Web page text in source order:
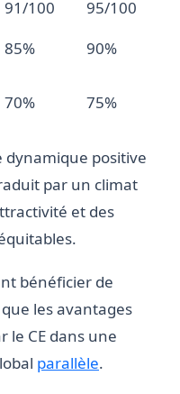
91/100
95/100
85%
90%
70% 75%
dynamique positive
par un climat
et des
bénéficier de
les avantages
le CE dans une
parallèle.